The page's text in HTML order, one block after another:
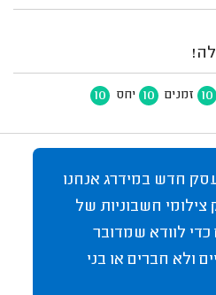
10 זמנים 10 יחס 10
חדש במידרג אנחנו
חשבוניות של
לוודא שמדובר
ולא חברים או בני